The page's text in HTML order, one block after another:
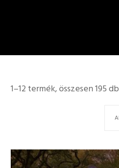
1–12 termék, összesen 195 db